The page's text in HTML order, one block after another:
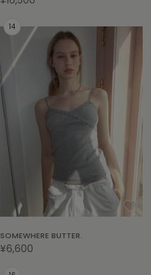
SOMEWHERE BUTTER.
¥6,600